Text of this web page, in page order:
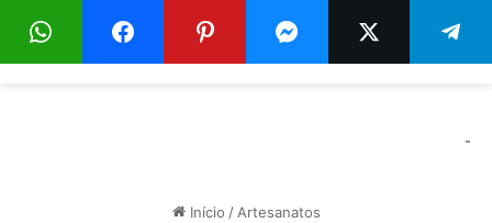
Menu
-
Início / Artesanatos